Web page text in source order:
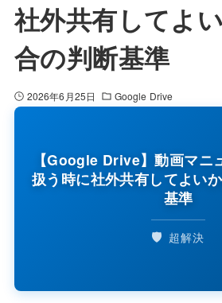
社外共有してよ
合の判断基準
2026年6月25日 Google Drive
【Google Drive】動画マニ
扱う時に社外共有してよい
基準
🛡️ 超解決